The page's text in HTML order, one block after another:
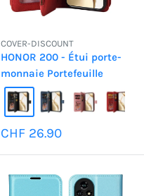
COVER-DISCOUNT
HONOR 200 - Étui porte-
monnaie Portefeuille
Prix
CHF 26.90